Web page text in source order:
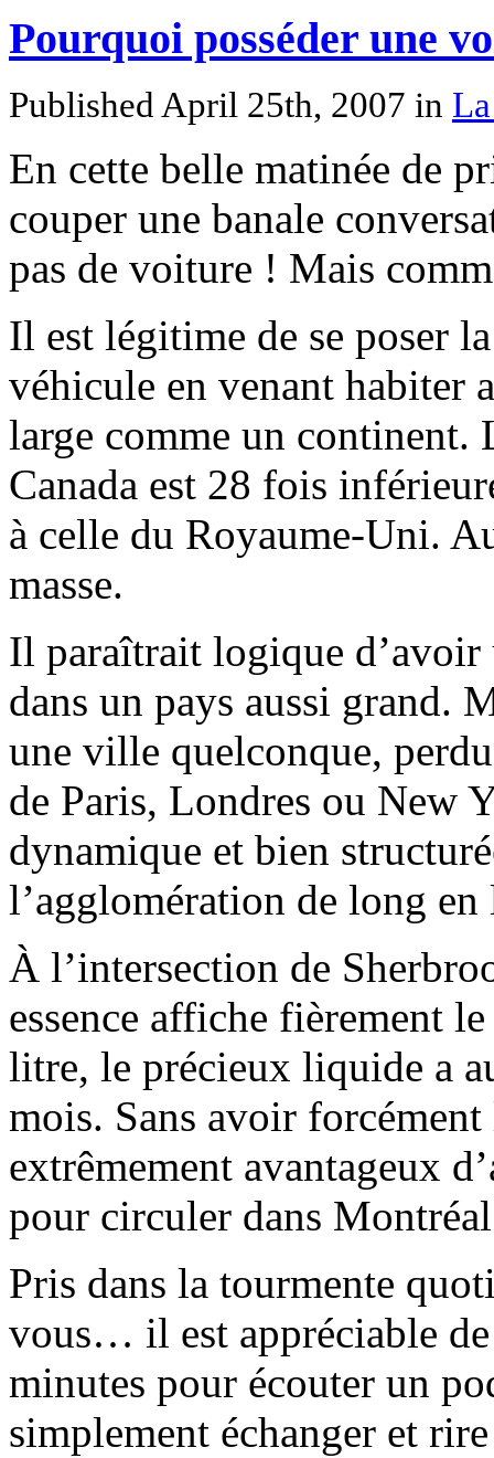
Pourquoi posséder une
Published April 25th, 2007 in
En cette belle matinée de
couper une banale
pas de voiture ! Mais
Il est légitime de se poser
véhicule en venant habiter
large comme un continent.
Canada est 28 fois
à celle du Royaume-Uni.
masse.
Il paraîtrait logique d’avoir
dans un pays aussi grand.
une ville quelconque,
de Paris, Londres ou New
dynamique et bien
l’agglomération de long en
À l’intersection de
essence affiche fièrement
litre, le précieux liquide a
mois. Sans avoir
extrêmement avantageux
pour circuler dans
Pris dans la tourmente
vous… il est appréciable
minutes pour écouter un
simplement échanger et